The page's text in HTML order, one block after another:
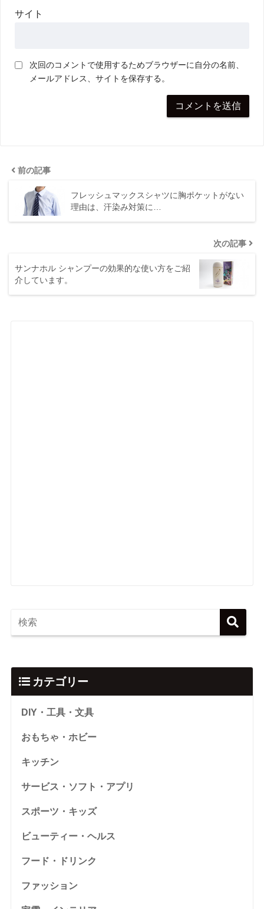
サイト
次回のコメントで使用するためブラウザーに自分の名前、
メールアドレス、サイトを保存する。
前の記事
フレッシュマックスシャツに胸ポケットがない
理由は、汗染み対策に…
次の記事
サンナホル シャンプーの効果的な使い方をご紹
介しています。
カテゴリー
DIY・工具・文具
おもちゃ・ホビー
キッチン
サービス・ソフト・アプリ
スポーツ・キッズ
ビューティー・ヘルス
フード・ドリンク
ファッション